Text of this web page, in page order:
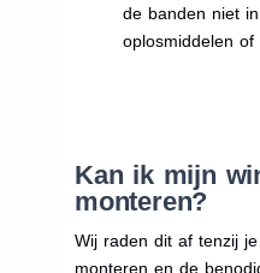
de banden niet
oplosmiddelen of
Kan ik mijn
monteren?
Wij raden dit af tenzij
monteren en de